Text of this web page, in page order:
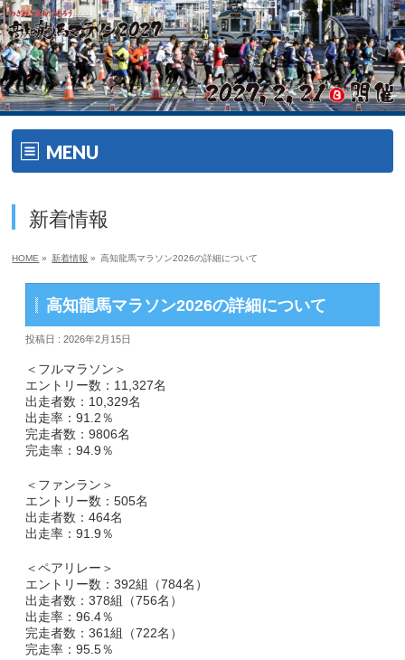
MENU
大会の特徴
エイドメニュー
副賞・特別賞・参加賞
大会データ
エントリー
コース&アクセス
コース（給水、関門等）
アクセス
新着情報
HOME » 新着情報 » 高知龍馬マラソン2026の詳細について
高知龍馬マラソン2026の詳細について
投稿日 : 2026年2月15日
＜フルマラソン＞
エントリー数：11,327名
出走者数：10,329名
出走率：91.2％
完走者数：9806名
完走率：94.9％
＜ファンラン＞
エントリー数：505名
出走者数：464名
出走率：91.9％
＜ペアリレー＞
エントリー数：392組（784名）
出走者数：378組（756名）
出走率：96.4％
完走者数：361組（722名）
完走率：95.5％